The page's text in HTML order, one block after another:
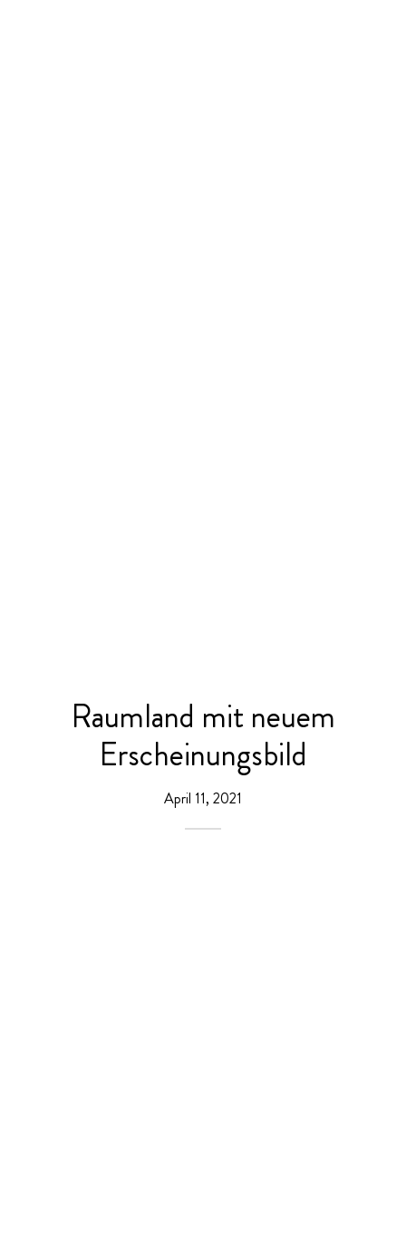
Raumland mit neuem
Erscheinungsbild
April 11, 2021